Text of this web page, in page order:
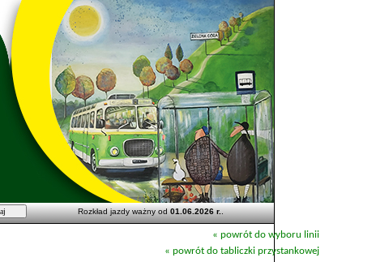
Rozkład jazdy ważny od01.06.2026 r..
« powrót do wyboru linii
« powrót do tabliczki przystankowej